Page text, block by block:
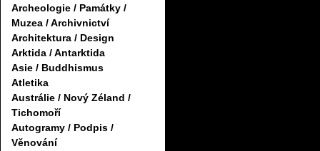
Archeologie / Památky /
Muzea / Archivnictví
Architektura / Design
Arktida / Antarktida
Asie / Buddhismus
Atletika
Austrálie / Nový Zéland /
Tichomoří
Autogramy / Podpis /
Věnování